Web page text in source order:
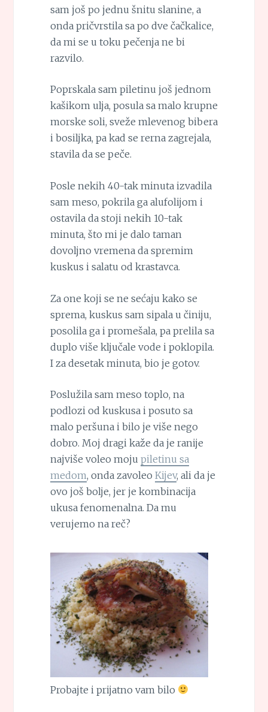
sam još po jednu šnitu slanine, a
onda pričvrstila sa po dve čačkalice,
da mi se u toku pečenja ne bi
razvilo.
Poprskala sam piletinu još jednom
kašikom ulja, posula sa malo krupne
morske soli, sveže mlevenog bibera
i bosiljka, pa kad se rerna zagrejala,
stavila da se peče.
Posle nekih 40-tak minuta izvadila
sam meso, pokrila ga alufolijom i
ostavila da stoji nekih 10-tak
minuta, što mi je dalo taman
dovoljno vremena da spremim
kuskus i salatu od krastavca.
Za one koji se ne sećaju kako se
sprema, kuskus sam sipala u činiju,
posolila ga i promešala, pa prelila sa
duplo više ključale vode i poklopila.
I za desetak minuta, bio je gotov.
Poslužila sam meso toplo, na
podlozi od kuskusa i posuto sa
malo peršuna i bilo je više nego
dobro. Moj dragi kaže da je ranije
najviše voleo moju piletinu sa
medom, onda zavoleo Kijev, ali da je
ovo još bolje, jer je kombinacija
ukusa fenomenalna. Da mu
verujemo na reč?
Probajte i prijatno vam bilo